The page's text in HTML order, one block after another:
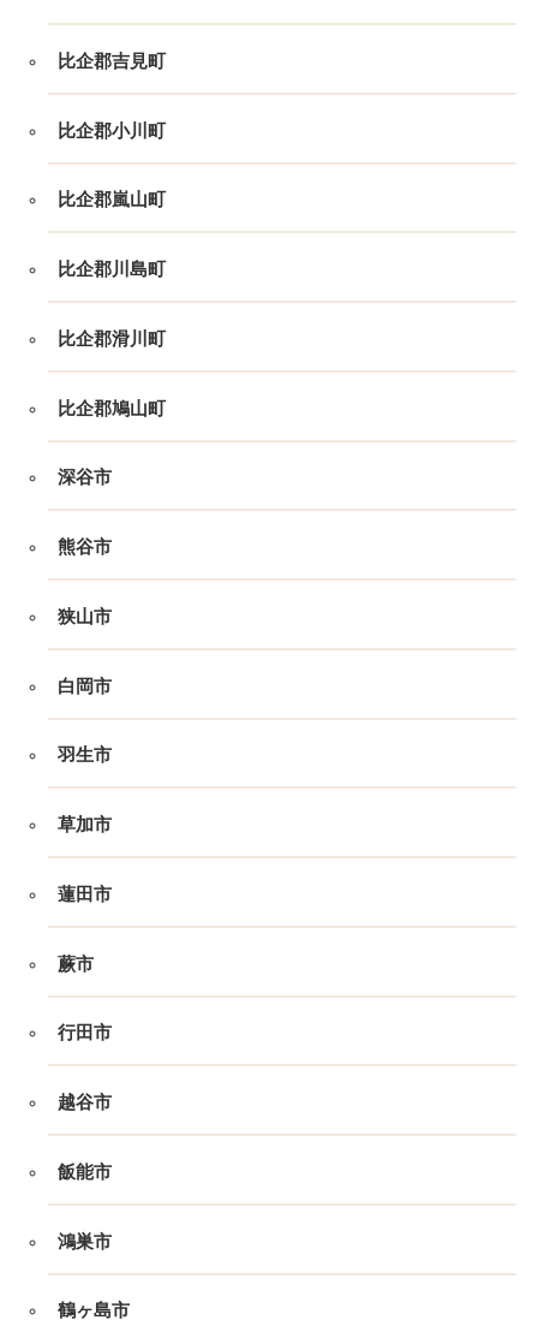
比企郡吉見町
比企郡小川町
比企郡嵐山町
比企郡川島町
比企郡滑川町
比企郡鳩山町
深谷市
熊谷市
狭山市
白岡市
羽生市
草加市
蓮田市
蕨市
行田市
越谷市
飯能市
鴻巣市
鶴ヶ島市